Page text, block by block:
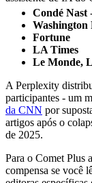
Condé Nast
Washington
Fortune
LA Times
Le Monde,
A Perplexity
participantes - um
da CNN por
artigos após o
de 2025.
Para o Comet Plus
compensa se você